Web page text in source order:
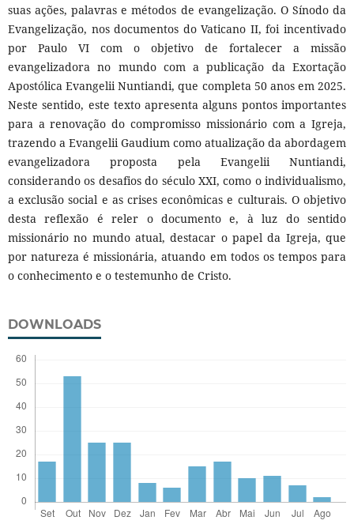
suas ações, palavras e métodos de evangelização. O Sínodo da
Evangelização, nos documentos do Vaticano II, foi incentivado
por Paulo VI com o objetivo de fortalecer a missão
evangelizadora no mundo com a publicação da Exortação
Apostólica Evangelii Nuntiandi, que completa 50 anos em 2025.
Neste sentido, este texto apresenta alguns pontos importantes
para a renovação do compromisso missionário com a Igreja,
trazendo a Evangelii Gaudium como atualização da abordagem
evangelizadora proposta pela Evangelii Nuntiandi,
considerando os desafios do século XXI, como o individualismo,
a exclusão social e as crises econômicas e culturais. O objetivo
desta reflexão é reler o documento e, à luz do sentido
missionário no mundo atual, destacar o papel da Igreja, que
por natureza é missionária, atuando em todos os tempos para
o conhecimento e o testemunho de Cristo.
DOWNLOADS